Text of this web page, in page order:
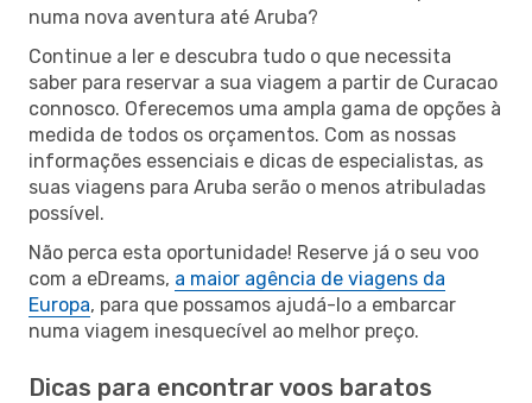
numa nova aventura até Aruba?
Continue a ler e descubra tudo o que necessita
saber para reservar a sua viagem a partir de Curacao
connosco. Oferecemos uma ampla gama de opções à
medida de todos os orçamentos. Com as nossas
informações essenciais e dicas de especialistas, as
suas viagens para Aruba serão o menos atribuladas
possível.
Não perca esta oportunidade! Reserve já o seu voo
com a eDreams, a maior agência de viagens da
Europa, para que possamos ajudá-lo a embarcar
numa viagem inesquecível ao melhor preço.
Dicas para encontrar voos baratos